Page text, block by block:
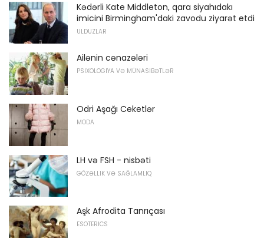
Kədərli Kate Middleton, qara siyahıdakı
imicini Birmingham'daki zavodu ziyarət etdi
ULDUZLAR
Ailənin cənazələri
PSIXOLOGIYA VƏ MÜNASIBƏTLƏR
Odri Aşağı Ceketlər
MODA
LH və FSH - nisbəti
GÖZƏLLIK VƏ SAĞLAMLIQ
Aşk Afrodita Tanrıçası
ESOTERICS